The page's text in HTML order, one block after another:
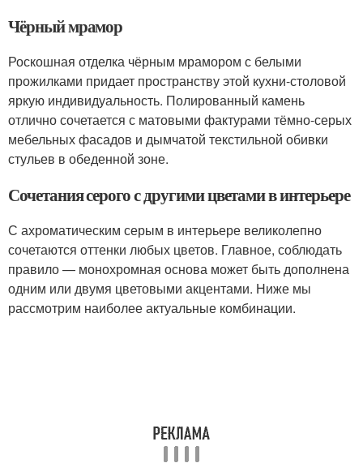
Чёрный мрамор
Роскошная отделка чёрным мрамором с белыми
прожилками придает пространству этой кухни-столовой
яркую индивидуальность. Полированный камень
отлично сочетается с матовыми фактурами тёмно-серых
мебельных фасадов и дымчатой текстильной обивки
стульев в обеденной зоне.
Сочетания серого с другими цветами в интерьере
С ахроматическим серым в интерьере великолепно
сочетаются оттенки любых цветов. Главное, соблюдать
правило — монохромная основа может быть дополнена
одним или двумя цветовыми акцентами. Ниже мы
рассмотрим наиболее актуальные комбинации.